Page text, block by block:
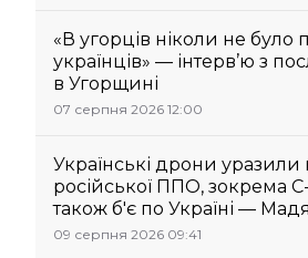
«В угорців ніколи не
українців» — інтерв’ю з
в Угорщині
07 серпня 2026 12:00
Українські дрони уразили
російської ППО, зокрема
також б'є по Україні —
09 серпня 2026 09:41